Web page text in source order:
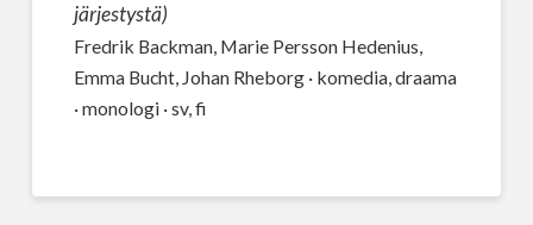
järjestystä)
Fredrik Backman, Marie Persson Hedenius,
Emma Bucht, Johan Rheborg · komedia, draama
· monologi · sv, fi